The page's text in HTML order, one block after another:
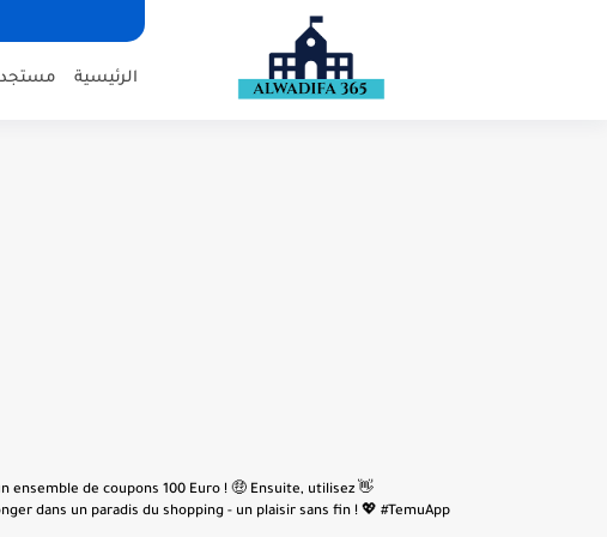
الرئيسية
ensemble de coupons 100 Euro ! 🤑 Ensuite, utilisez
dans un paradis du shopping - un plaisir sans fin ! 💖 #TemuApp